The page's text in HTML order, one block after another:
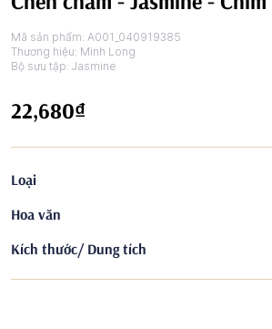
Mã sản phẩm: A001_040919385
Thương hiệu: Minh Long
Bộ sưu tập: Jasmine
22,680₫
Loại
Hoa văn
Kích thước/ Dung tích